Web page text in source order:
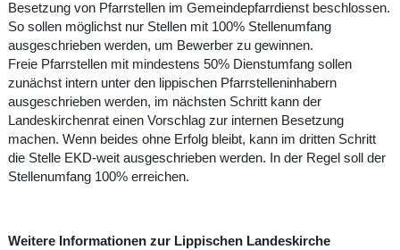
Besetzung von Pfarrstellen im Gemeindepfarrdienst beschlossen.
So sollen möglichst nur Stellen mit 100% Stellenumfang
ausgeschrieben werden, um Bewerber zu gewinnen.
Freie Pfarrstellen mit mindestens 50% Dienstumfang sollen
zunächst intern unter den lippischen Pfarrstelleninhabern
ausgeschrieben werden, im nächsten Schritt kann der
Landeskirchenrat einen Vorschlag zur internen Besetzung
machen. Wenn beides ohne Erfolg bleibt, kann im dritten Schritt
die Stelle EKD-weit ausgeschrieben werden. In der Regel soll der
Stellenumfang 100% erreichen.
Weitere Informationen zur Lippischen Landeskirche